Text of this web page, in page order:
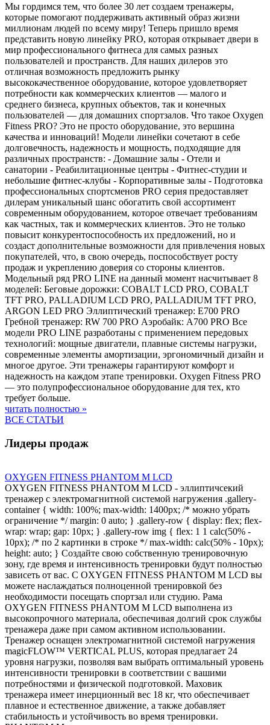
Мы гордимся тем, что более 30 лет создаем тренажеры,
которые помогают поддерживать активный образ жизни
миллионам людей по всему миру! Теперь пришло время
представить новую линейку PRO, которая открывает двери в
мир профессионального фитнеса для самых разных
пользователей и пространств. Для наших дилеров это
отличная возможность предложить рынку
высококачественное оборудование, которое удовлетворяет
потребности как коммерческих клиентов — малого и
среднего бизнеса, крупных объектов, так и конечных
пользователей — для домашних спортзалов. Что такое Oxygen
Fitness PRO? Это не просто оборудование, это вершина
качества и инноваций! Модели линейки сочетают в себе
долговечность, надежность и мощность, подходящие для
различных пространств: - Домашние залы - Отели и
санатории - Реабилитационные центры - Фитнес-студии и
небольшие фитнес-клубы - Корпоративные залы - Подготовка
профессиональных спортсменов PRO серия предоставляет
дилерам уникальный шанс обогатить свой ассортимент
современным оборудованием, которое отвечает требованиям
как частных, так и коммерческих клиентов. Это не только
повысит конкурентоспособность их предложений, но и
создаст дополнительные возможности для привлечения новых
покупателей, что, в свою очередь, поспособствует росту
продаж и укреплению доверия со стороны клиентов.
Модельный ряд PRO LINE на данный момент насчитывает 8
моделей: Беговые дорожки: COBALT LCD PRO, COBALT
TFT PRO, PALLADIUM LCD PRO, PALLADIUM TFT PRO,
ARGON LED PRO Эллиптический тренажер: E700 PRO
Гребной тренажер: RW 700 PRO Аэробайк: A700 PRO Все
модели PRO LINE разработаны с применением передовых
технологий: мощные двигатели, плавные системы нагрузки,
современные элементы амортизации, эргономичный дизайн и
многое другое. Эти тренажеры гарантируют комфорт и
надежность на каждом этапе тренировки. Oxygen Fitness PRO
— это полупрофессиональное оборудование для тех, кто
требует больше.
читать полностью »
ВСЕ СТАТЬИ
Лидеры продаж
OXYGEN FITNESS PHANTOM M LCD
OXYGEN FITNESS PHANTOM M LCD - эллиптичсекий
тренажер с электромагнитной системой нагружения .gallery-
container { width: 100%; max-width: 1400px; /* можно убрать
ограничение */ margin: 0 auto; } .gallery-row { display: flex; flex-
wrap: wrap; gap: 10px; } .gallery-row img { flex: 1 1 calc(50% -
10px); /* по 2 картинки в строке */ max-width: calc(50% - 10px);
height: auto; } Создайте свою собственную тренировочную
зону, где время и интенсивность тренировки будут полностью
зависеть от вас. С OXYGEN FITNESS PHANTOM M LCD вы
можете наслаждаться полноценной тренировкой без
необходимости посещать спортзал или студию. Рама
OXYGEN FITNESS PHANTOM M LCD выполнена из
высокопрочного материала, обеспечивая долгий срок службы
тренажера даже при самом активном использовании.
Тренажер оснащен электромагнитной системой нагружения
magicFLOW™ VERTICAL PLUS, которая предлагает 24
уровня нагрузки, позволяя вам выбрать оптимальный уровень
интенсивности тренировки в соответствии с вашими
потребностями и физической подготовкой. Маховик
тренажера имеет инерционный вес 18 кг, что обеспечивает
плавное и естественное движение, а также добавляет
стабильность и устойчивость во время тренировки.